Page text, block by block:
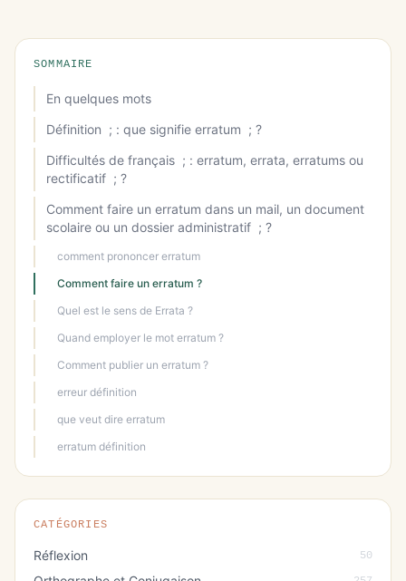
SOMMAIRE
En quelques mots
Définition ; : que signifie erratum ; ?
Difficultés de français ; : erratum, errata, erratums ou
rectificatif ; ?
Comment faire un erratum dans un mail, un document
scolaire ou un dossier administratif ; ?
comment prononcer erratum
Comment faire un erratum ?
Quel est le sens de Errata ?
Quand employer le mot erratum ?
Comment publier un erratum ?
erreur définition
que veut dire erratum
erratum définition
CATÉGORIES
Réflexion 50